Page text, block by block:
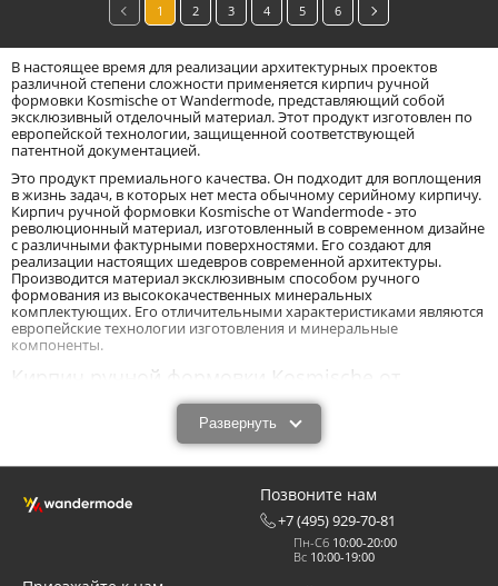
1 2 3 4 5 6
В настоящее время для реализации архитектурных проектов
различной степени сложности применяется кирпич ручной
формовки Kosmische от Wandermode, представляющий собой
эксклюзивный отделочный материал. Этот продукт изготовлен по
европейской технологии, защищенной соответствующей
патентной документацией.
Это продукт премиального качества. Он подходит для воплощения
в жизнь задач, в которых нет места обычному серийному кирпичу.
Кирпич ручной формовки Kosmische от Wandermode - это
революционный материал, изготовленный в современном дизайне
с различными фактурными поверхностями. Его создают для
реализации настоящих шедевров современной архитектуры.
Производится материал эксклюзивным способом ручного
формования из высококачественных минеральных
комплектующих. Его отличительными характеристиками являются
европейские технологии изготовления и минеральные
компоненты.
Кирпич ручной формовки Kosmische от
Wandermode: особенности изготовления и
вручную. После этого формовочная смесь затвердевает в формах,
приобретая окончательные характеристики готового продукта.
Само формовочное тесто изготавливают из сухих ингредиентов.
Подготовленный сухой материал затворяют водой или раствором
Развернуть
Позвоните нам
+7 (495) 929-70-81
Пн-Сб 10:00-20:00
Вс 10:00-19:00